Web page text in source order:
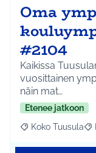
Oma
#2104
Kaikissa
vuosittainen
näin mat…
Etenee jatkoon
Rajaa tulokset
Koko Tuusula